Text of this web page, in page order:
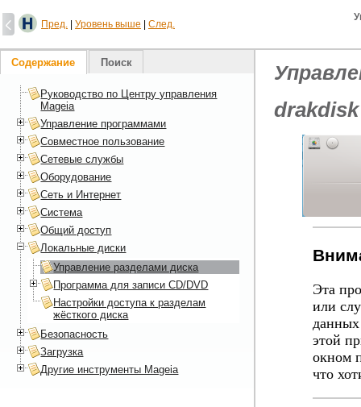
Пред. Уровень выше След.
Эта
или
этой
окном
что
Содержание Поиск
Руководство по Центру управления
Mageia
Управление программами
Совместное пользование
Сетевые службы
Оборудование
Сеть и Интернет
Система
Общий доступ
Локальные диски
Управление разделами диска
Программа для записи CD/DVD
Настройки доступа к разделам
жёсткого диска
Безопасность
Загрузка
Другие инструменты Mageia